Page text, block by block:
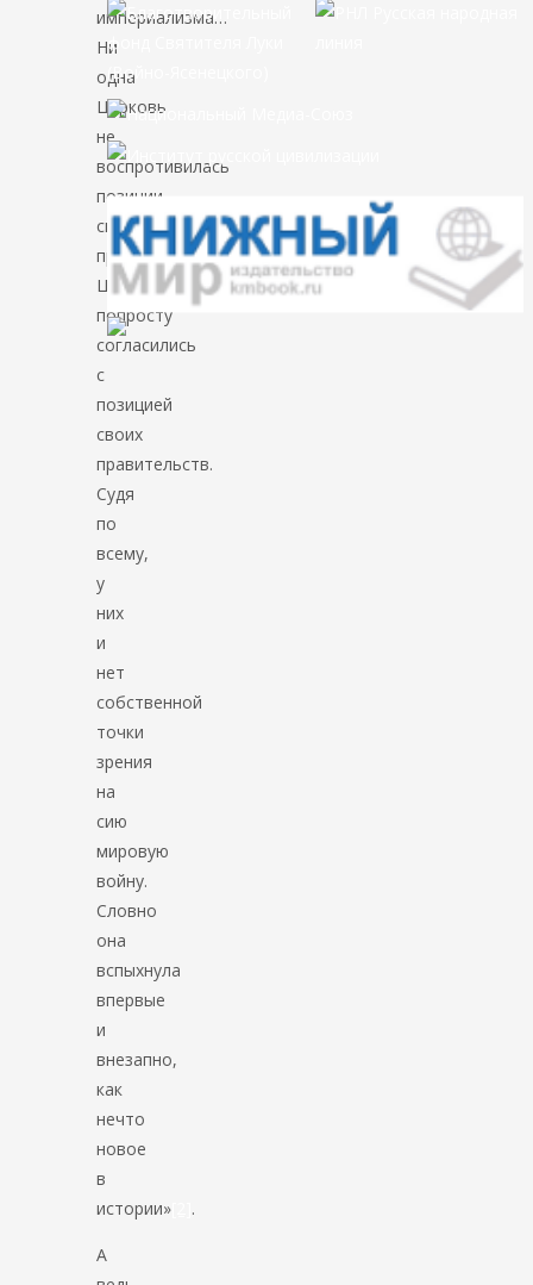
империализма…
Ни
одна
Церковь
не
воспротивилась
позиции
своего
правительства.
Церкви
попросту
согласились
с
позицией
своих
правительств.
Судя
по
всему,
у
них
и
нет
собственной
точки
зрения
на
сию
мировую
войну.
Словно
она
вспыхнула
впервые
и
внезапно,
как
нечто
новое
в
истории»
.
А